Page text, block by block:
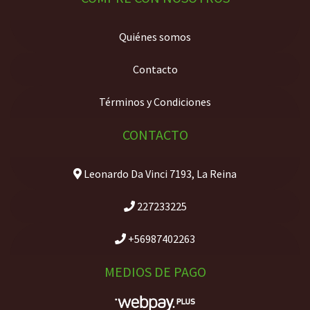
Quiénes somos
Contacto
Términos y Condiciones
CONTACTO
Leonardo Da Vinci 7193, La Reina
227233225
+56987402263
MEDIOS DE PAGO